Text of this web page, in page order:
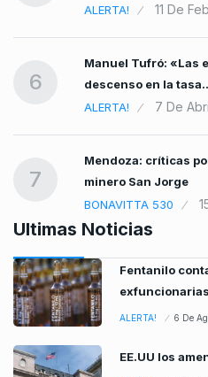
ALERTA!
11 De
6
Manuel Tufró: «Las
descenso en la
ALERTA!
7 De
7
Mendoza: críticas
minero San Jorge
BONAVITTA 530
Ultimas Noticias
Fentanilo
ALERTA! 6 De
EE.UU los